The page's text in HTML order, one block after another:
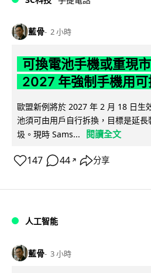
藍骨 2 小時
可換電池手機或重現
2027 年強制手機用可
歐盟新例將於 2027 年 2 月 18 日生
池須可由用戶自行拆換，目標是延
圾。現時 Sams...
閱讀全文
147 44 ↗ 分享
人工智能
藍骨 3 小時